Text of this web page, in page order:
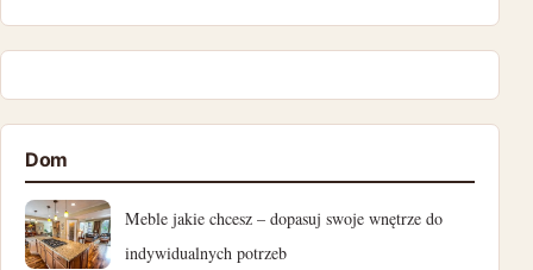
listopad 2024
październik 2024
wrzesień 2024
Dom
Meble jakie chcesz – dopasuj swoje wnętrze do
indywidualnych potrzeb